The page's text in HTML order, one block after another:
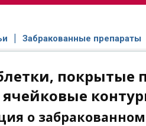
Забракованные препараты
покрытые
о